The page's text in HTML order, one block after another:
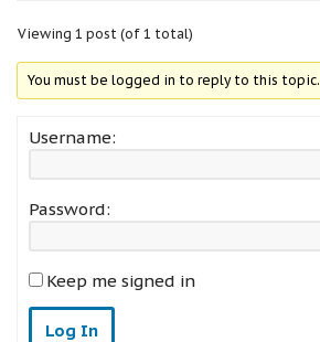
Viewing 1 post (of 1 total)
You must be logged in to reply to this topic.
Username:
Password:
Keep me signed in
Log In